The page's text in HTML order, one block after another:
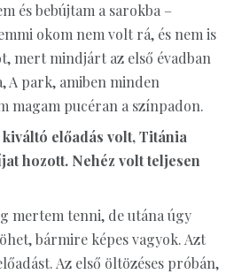
és bebújtam a sarokba –
okom nem volt rá, és nem is
mert mindjárt az első évadban
A park, amiben minden
magam pucéran a színpadon.
előadás volt, Titánia
hozott. Nehéz volt teljesen
mertem tenni, de utána úgy
bármire képes vagyok. Azt
Az első öltözéses próbán,